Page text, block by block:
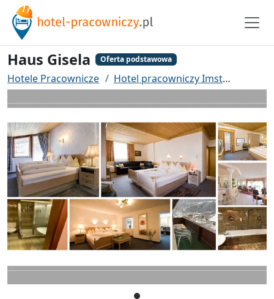
Haus Gisela Oferta podstawowa
Hotele Pracownicze Hotel pracowniczy Imst